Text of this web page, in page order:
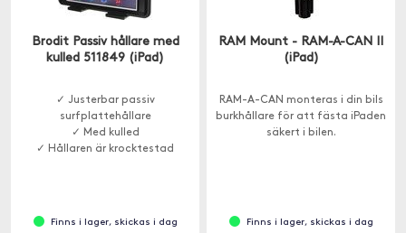
Brodit Passiv hållare med
kulled 511849 (iPad)
✓ Justerbar passiv
surfplattehållare
✓ Med kulled
✓ Hållaren är krocktestad
Finns i lager, skickas i dag
RAM Mount - RAM-A-CAN II
(iPad)
RAM-A-CAN monteras i din bils
burkhållare för att fästa iPaden
säkert i bilen.
Finns i lager, skickas i dag